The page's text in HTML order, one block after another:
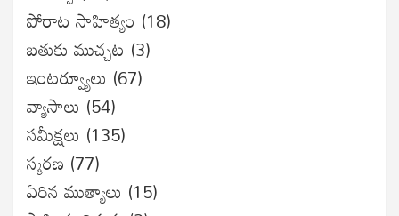
పోరాట సాహిత్యం (18)
బతుకు ముచ్చట (3)
ఇంటర్వ్యూలు (67)
వ్యాసాలు (54)
సమీక్షలు (135)
స్మరణ (77)
ఏరిన ముత్యాలు (15)